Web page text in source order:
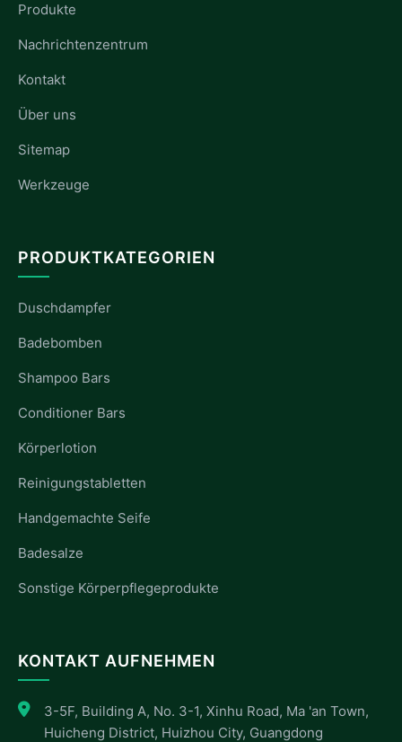
Produkte
Nachrichtenzentrum
Kontakt
Über uns
Sitemap
Werkzeuge
PRODUKTKATEGORIEN
Duschdampfer
Badebomben
Shampoo Bars
Conditioner Bars
Körperlotion
Reinigungstabletten
Handgemachte Seife
Badesalze
Sonstige Körperpflegeprodukte
KONTAKT AUFNEHMEN
3-5F, Building A, No. 3-1, Xinhu Road, Ma 'an Town,
Huicheng District, Huizhou City, Guangdong